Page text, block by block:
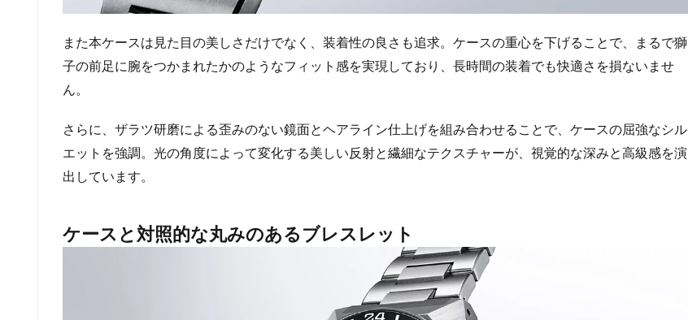
また本ケースは見た目の美しさだけでなく、装着性の良さも追求。ケースの重心を下げることで、まるで獅
子の前足に腕をつかまれたかのようなフィット感を実現しており、長時間の装着でも快適さを損ないませ
ん。
さらに、ザラツ研磨による歪みのない鏡面とヘアライン仕上げを組み合わせることで、ケースの屈強なシル
エットを強調。光の角度によって変化する美しい反射と繊細なテクスチャーが、視覚的な深みと高級感を演
出しています。
ケースと対照的な丸みのあるブレスレット